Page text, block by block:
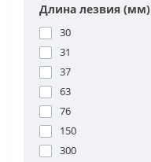
Длина лезвия (мм)
30
31
37
63
76
150
300